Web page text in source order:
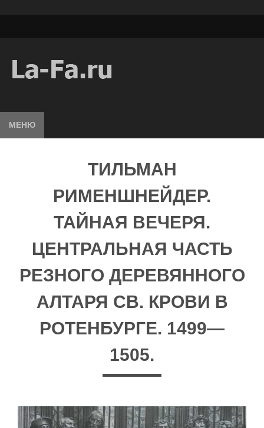
МЕНЮ
ТИЛЬМАН
РИМЕНШНЕЙДЕР.
ТАЙНАЯ ВЕЧЕРЯ.
ЦЕНТРАЛЬНАЯ ЧАСТЬ
РЕЗНОГО ДЕРЕВЯННОГО
АЛТАРЯ СВ. КРОВИ В
РОТЕНБУРГЕ. 1499—
1505.